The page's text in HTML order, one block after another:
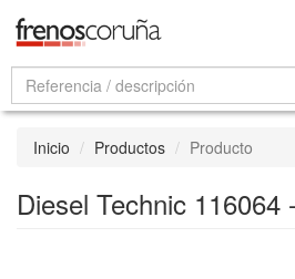
Inicio Productos Producto
Diesel Technic 116064